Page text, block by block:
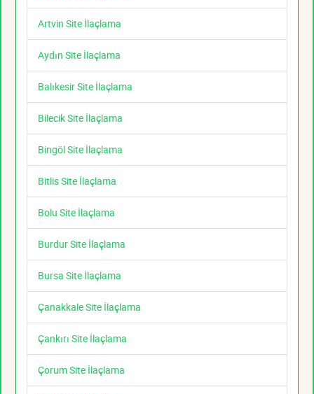
Artvin Site İlaçlama
Aydın Site İlaçlama
Balıkesir Site İlaçlama
Bilecik Site İlaçlama
Bingöl Site İlaçlama
Bitlis Site İlaçlama
Bolu Site İlaçlama
Burdur Site İlaçlama
Bursa Site İlaçlama
Çanakkale Site İlaçlama
Çankırı Site İlaçlama
Çorum Site İlaçlama